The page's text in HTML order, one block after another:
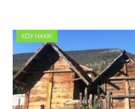
KÖY HAKKI